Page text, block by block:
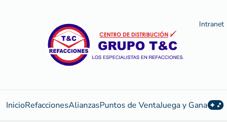
Intranet
InicioRefaccionesAlianzasPuntos de VentaJuega y Gana